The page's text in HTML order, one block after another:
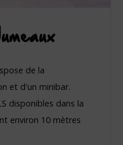
de la
et d'un minibar.
disponibles dans la
environ 10 mètres